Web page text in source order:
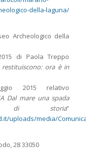
della-laguna/
Archeologico della
di Paola Treppo
ora è in
2015 relativo
Dal mare una spada
storia”
uploads/media/
28 33050